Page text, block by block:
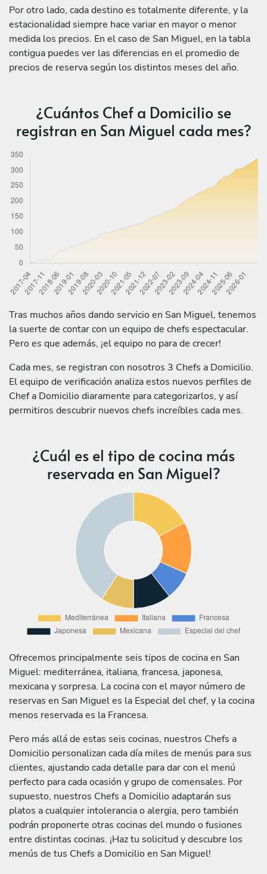
Por otro lado, cada destino es totalmente diferente, y la
estacionalidad siempre hace variar en mayor o menor
medida los precios. En el caso de San Miguel, en la tabla
contigua puedes ver las diferencias en el promedio de
precios de reserva según los distintos meses del año.
¿Cuántos Chef a Domicilio se
registran en San Miguel cada mes?
Tras muchos años dando servicio en San Miguel, tenemos
la suerte de contar con un equipo de chefs espectacular.
Pero es que además, ¡el equipo no para de crecer!
Cada mes, se registran con nosotros 3 Chefs a Domicilio.
El equipo de verificación analiza estos nuevos perfiles de
Chef a Domicilio diaramente para categorizarlos, y así
permitiros descubrir nuevos chefs increíbles cada mes.
¿Cuál es el tipo de cocina más
reservada en San Miguel?
Ofrecemos principalmente seis tipos de cocina en San
Miguel: mediterránea, italiana, francesa, japonesa,
mexicana y sorpresa. La cocina con el mayor número de
reservas en San Miguel es la Especial del chef, y la cocina
menos reservada es la Francesa.
Pero más allá de estas seis cocinas, nuestros Chefs a
Domicilio personalizan cada día miles de menús para sus
clientes, ajustando cada detalle para dar con el menú
perfecto para cada ocasión y grupo de comensales. Por
supuesto, nuestros Chefs a Domicilio adaptarán sus
platos a cualquier intolerancia o alergia, pero también
podrán proponerte otras cocinas del mundo o fusiones
entre distintas cocinas. ¡Haz tu solicitud y descubre los
menús de tus Chefs a Domicilio en San Miguel!